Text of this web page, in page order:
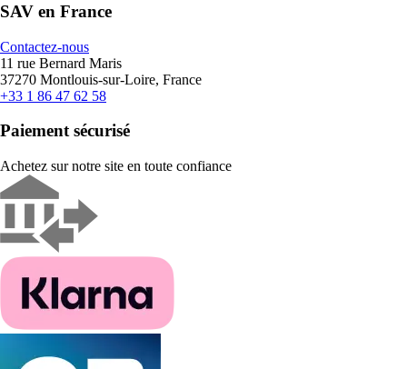
SAV en France
Contactez-nous
11 rue Bernard Maris
37270 Montlouis-sur-Loire, France
+33 1 86 47 62 58
Paiement sécurisé
Achetez sur notre site en toute confiance